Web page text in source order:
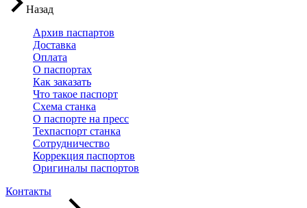
Назад
Архив паспартов
Доставка
Оплата
О паспортах
Как заказать
Что такое паспорт
Схема станка
О паспорте на пресс
Техпаспорт станка
Сотрудничество
Коррекция паспортов
Оригиналы паспортов
Контакты